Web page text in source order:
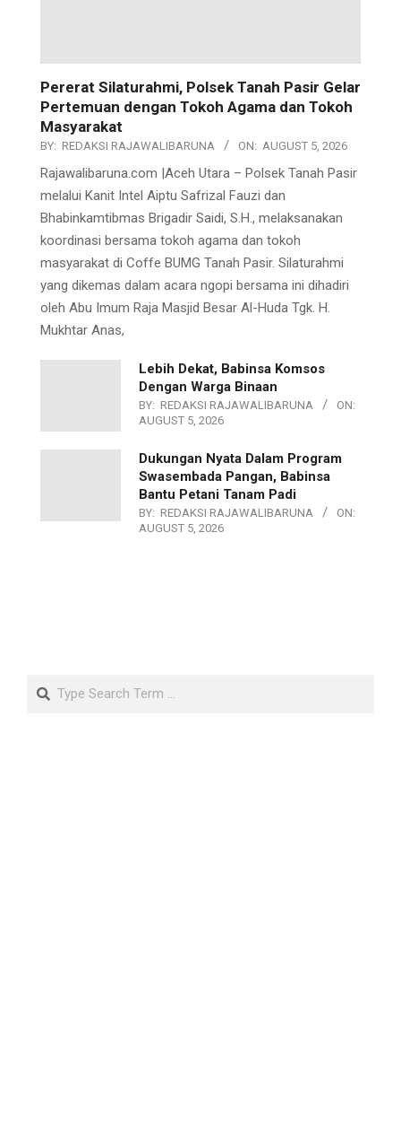
Pererat Silaturahmi, Polsek Tanah Pasir Gelar
Pertemuan dengan Tokoh Agama dan Tokoh
Masyarakat
BY: REDAKSI RAJAWALIBARUNA ON: AUGUST 5, 2026
Rajawalibaruna.com |Aceh Utara – Polsek Tanah Pasir
melalui Kanit Intel Aiptu Safrizal Fauzi dan
Bhabinkamtibmas Brigadir Saidi, S.H., melaksanakan
koordinasi bersama tokoh agama dan tokoh
masyarakat di Coffe BUMG Tanah Pasir. Silaturahmi
yang dikemas dalam acara ngopi bersama ini dihadiri
oleh Abu Imum Raja Masjid Besar Al-Huda Tgk. H.
Mukhtar Anas,
Lebih Dekat, Babinsa Komsos
Dengan Warga Binaan
BY: REDAKSI RAJAWALIBARUNA
ON:
AUGUST 5, 2026
Dukungan Nyata Dalam Program
Swasembada Pangan, Babinsa
Bantu Petani Tanam Padi
BY: REDAKSI RAJAWALIBARUNA
ON:
AUGUST 5, 2026
Search